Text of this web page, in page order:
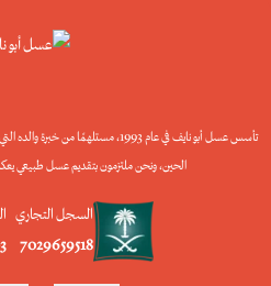
تأسس عسل أبو نايف في عام 1993،
الحين، ونحن ملتزمون بتقديم عسل طبيعي
السجل التجاري
7029659518